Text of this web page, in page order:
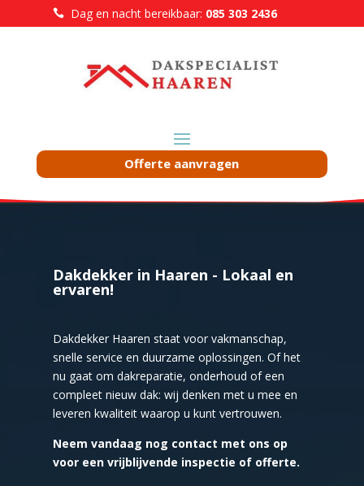
Dag en nacht bereikbaar: 085 303 2436
Offerte aanvragen
Dakdekker in Haaren - Lokaal en
ervaren!
Dakdekker Haaren staat voor vakmanschap,
snelle service en duurzame oplossingen. Of het
nu gaat om dakreparatie, onderhoud of een
compleet nieuw dak: wij denken met u mee en
leveren kwaliteit waarop u kunt vertrouwen.
Neem vandaag nog contact met ons op
voor een vrijblijvende inspectie of offerte.